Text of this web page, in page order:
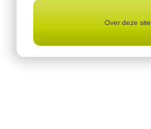
Over deze site